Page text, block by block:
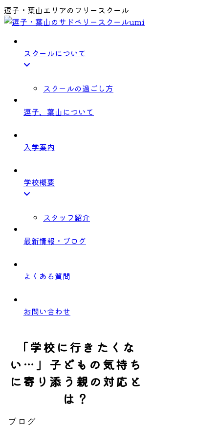
逗子・葉山エリアのフリースクール
スクールについて
スクールの過ごし方
逗子、葉山について
入学案内
学校概要
スタッフ紹介
最新情報・ブログ
よくある質問
お問い合わせ
「学校に行きたくな
い…」子どもの気持ち
に寄り添う親の対応と
は？
ブログ